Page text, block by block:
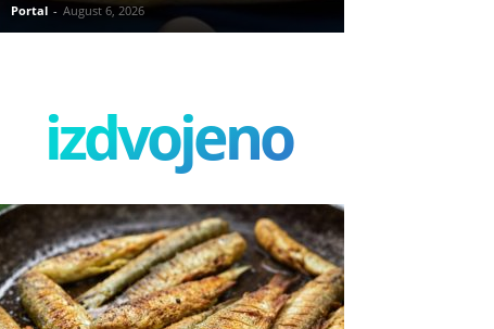
Portal - August 6, 2026
izdvojeno